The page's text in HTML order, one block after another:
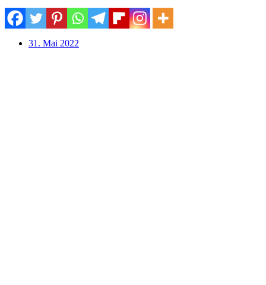
31. Mai 2022